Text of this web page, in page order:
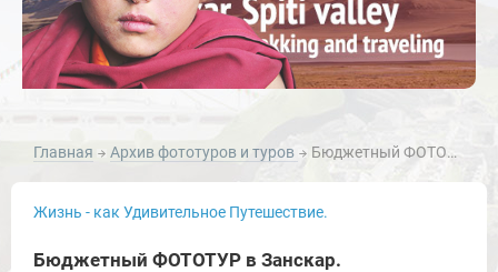
Главная Архив фототуров и туров Бюджетный ФОТОТУР в Занскар.
Жизнь - как Удивительное Путешествие.
Бюджетный ФОТОТУР в Занскар.